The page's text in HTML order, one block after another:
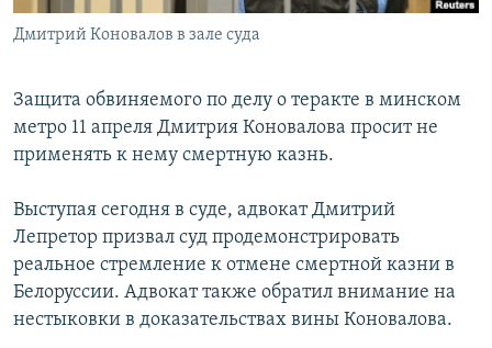
Дмитрий Коновалов в зале суда
Защита обвиняемого по делу о теракте в минском
метро 11 апреля Дмитрия Коновалова просит не
применять к нему смертную казнь.
Выступая сегодня в суде, адвокат Дмитрий
Лепретор призвал суд продемонстрировать
реальное стремление к отмене смертной казни в
Белоруссии. Адвокат также обратил внимание на
нестыковки в доказательствах вины Коновалова.